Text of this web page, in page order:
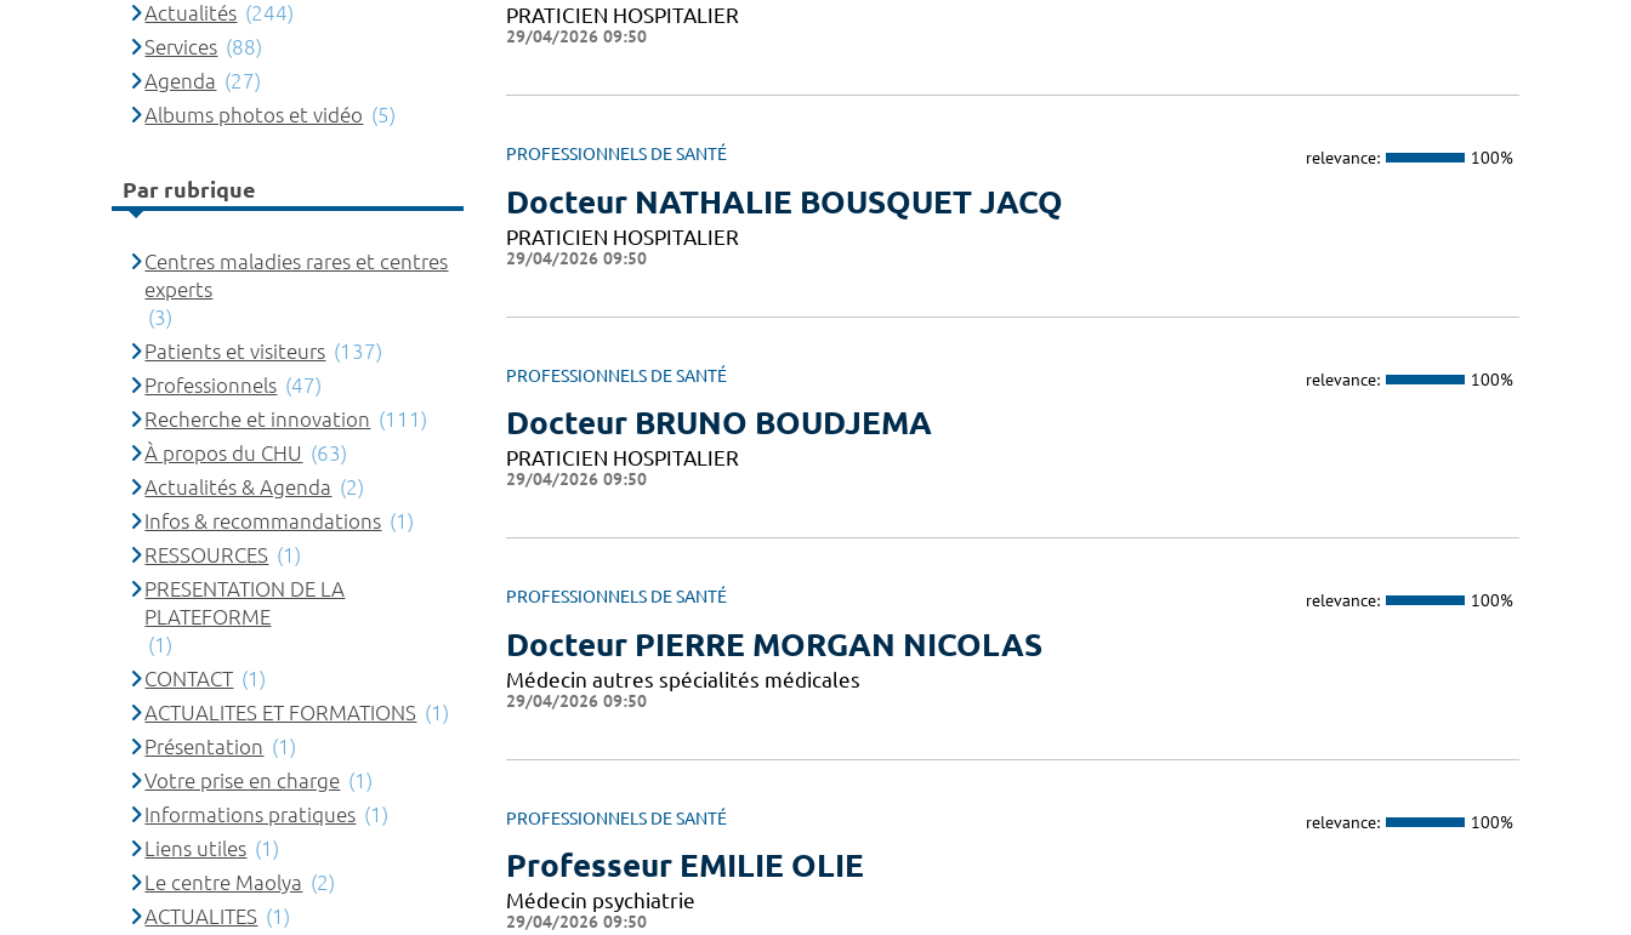
PRATICIEN HOSPITALIER
29/04/2026 09:50
PROFESSIONNELS DE SANTÉ relevance: 100%
Docteur NATHALIE BOUSQUET JACQ
PRATICIEN HOSPITALIER
29/04/2026 09:50
PROFESSIONNELS DE SANTÉ relevance: 100%
Docteur BRUNO BOUDJEMA
PRATICIEN HOSPITALIER
29/04/2026 09:50
PROFESSIONNELS DE SANTÉ relevance: 100%
Docteur PIERRE MORGAN NICOLAS
Médecin autres spécialités médicales
29/04/2026 09:50
PROFESSIONNELS DE SANTÉ relevance: 100%
Professeur EMILIE OLIE
Médecin psychiatrie
29/04/2026 09:50
Actualités (244)
Services (88)
Agenda (27)
Albums photos et vidéo (5)
Par rubrique
Centres maladies rares et centres
experts
(3)
Patients et visiteurs (137)
Professionnels (47)
Recherche et innovation (111)
À propos du CHU (63)
Actualités & Agenda (2)
Infos & recommandations (1)
RESSOURCES (1)
PRESENTATION DE LA
PLATEFORME
(1)
CONTACT (1)
ACTUALITES ET FORMATIONS (1)
Présentation (1)
Votre prise en charge (1)
Informations pratiques (1)
Liens utiles (1)
Le centre Maolya (2)
ACTUALITES (1)